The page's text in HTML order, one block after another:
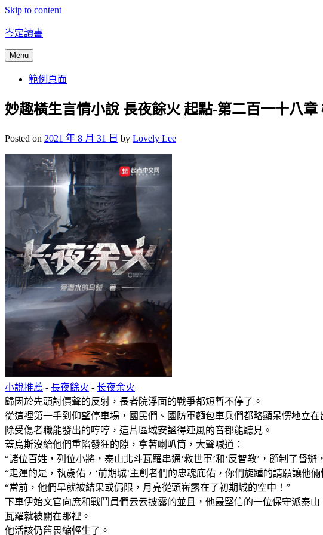
Skip to content
岑定讀書
Menu
範例頁面
妙趣橫生言情小說 長夜餘火 起點-第二百一十八
Posted on 2021 年 8 月 31 日 by Lovely Lee
小說推薦 - 長夜餘火 - 长夜余火
歸因於先頭討價聲的反射，長者院浮面的戰爭都短暫不停了。
從這裡第一手到仰望停車場，國民們、國防軍麵包車兵們都略顯呆愣地立
除受傷者職能發出的哼哼，這片區域安謐得連風的音都能聽見。
蓋烏斯沒給他們重陷發狂的隙，拿著喇叭筒，大聲喊道：
“諸位百姓，列位小將，泰山北斗瓦羅串通‘救世軍’和‘反智教’，節制了督
“走運的是，執歲佑，‘前期城’主創者們的忠魂庇佑，你們旋踵的請願讓他
“當前，他們早就被結果或侷限，月亮從頭嶄露在了初期城的空中！”
下車伊始文官向庶和戰鬥員們云云披露的並且，他最堅信的一位保守派泰
瓦羅就被關在那裡。
他活該仍舊畏縮輕生了。